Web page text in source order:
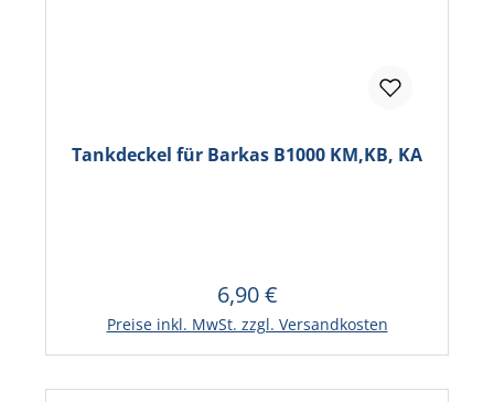
Tankdeckel für Barkas B1000 KM,KB, KA
Regulärer Preis:
6,90 €
Preise inkl. MwSt. zzgl. Versandkosten
In den Warenkorb